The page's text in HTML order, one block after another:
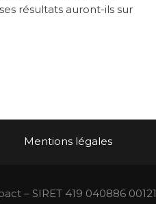
résultats auront-ils sur
Mentions légales
– SIRET 419 040886 00121